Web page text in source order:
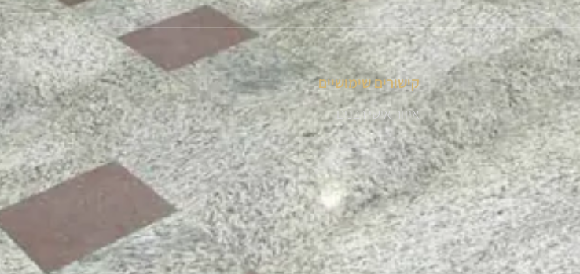
קישורים שימושיים
איזור אישי רבנים